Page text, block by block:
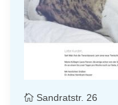
Sandratstr. 26